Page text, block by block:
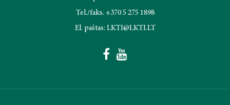
Tel./faks. +370 5 275 1898
El. paštas: LKTI@LKTI.LT